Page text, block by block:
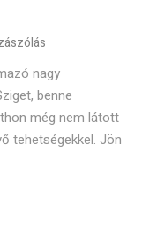
nagy
benne
még nem látott
tehetségekkel. Jön